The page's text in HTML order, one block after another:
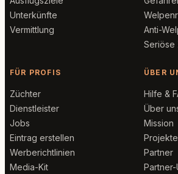
Unterkünfte
Vermittlung
Anti-
Seriöse
FÜR PROFIS
Züchter
Dienstleister
Jobs
Eintrag erstellen
Werberichtlinien
Media-Kit
ÜBER
Hilfe &
Über
Mission
Projekte
Partner